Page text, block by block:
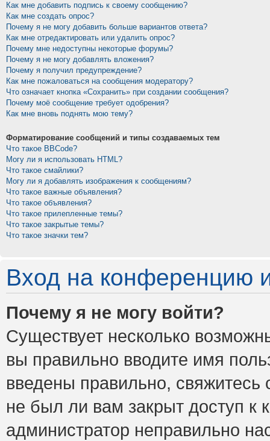
Как мне добавить подпись к своему сообщению?
Как мне создать опрос?
Почему я не могу добавить больше вариантов ответа?
Как мне отредактировать или удалить опрос?
Почему мне недоступны некоторые форумы?
Почему я не могу добавлять вложения?
Почему я получил предупреждение?
Как мне пожаловаться на сообщения модератору?
Что означает кнопка «Сохранить» при создании сообщения?
Почему моё сообщение требует одобрения?
Как мне вновь поднять мою тему?
Форматирование сообщений и типы создаваемых тем
Что такое BBCode?
Могу ли я использовать HTML?
Что такое смайлики?
Могу ли я добавлять изображения к сообщениям?
Что такое важные объявления?
Что такое объявления?
Что такое прилепленные темы?
Что такое закрытые темы?
Что такое значки тем?
Вход на конференцию
Почему я не могу войти?
Существует несколько
вы правильно вводите имя
введены правильно,
не был ли вам закрыт доступ к
администратор неправильно